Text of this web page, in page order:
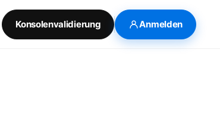
Konsolenvalidierung Anmelden